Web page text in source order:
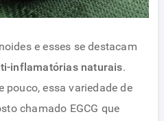
e esses se destacam
inflamatórias naturais.
pouco, essa variedade de
chamado EGCG que